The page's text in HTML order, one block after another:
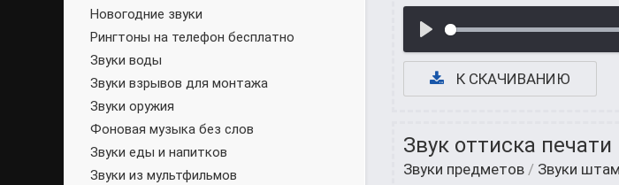
К СКАЧИВАНИЮ
Звук оттиска печати
Звуки предметов / Звуки
Новогодние звуки
Рингтоны на телефон бесплатно
Звуки воды
Звуки взрывов для монтажа
Звуки оружия
Фоновая музыка без слов
Звуки еды и напитков
Звуки из мультфильмов